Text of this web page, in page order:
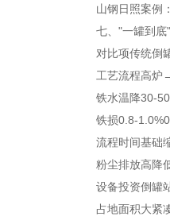
山钢日照案例
七、"一罐到
对比项传统倒
工艺流程高炉
铁水温降30-
铁损0.8-1.0%
流程时间基础
粉尘排放高降
设备投资倒罐
占地面积大紧